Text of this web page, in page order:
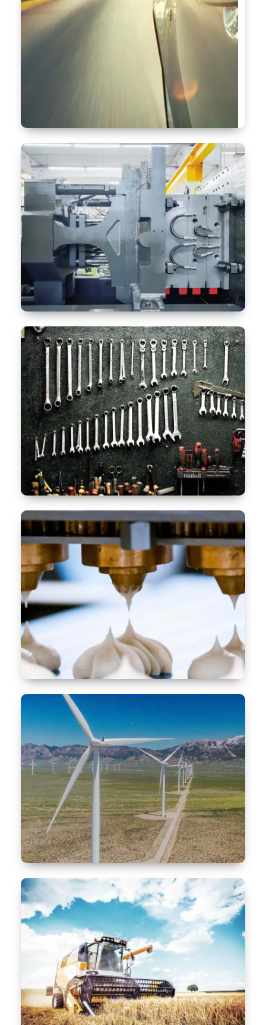
Lösungen für die Automotivebranche
Lösungen für die Kunststoffindustrie
Lösungen für Handwerker
Lösungen für die Lebensmittelindustrie
Lösungen für die Energietechnik